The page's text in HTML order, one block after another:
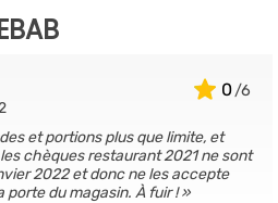
0
et portions plus que limite, et
chèques restaurant 2021 ne sont
2022 et donc ne les accepte
porte du magasin. À fuir !